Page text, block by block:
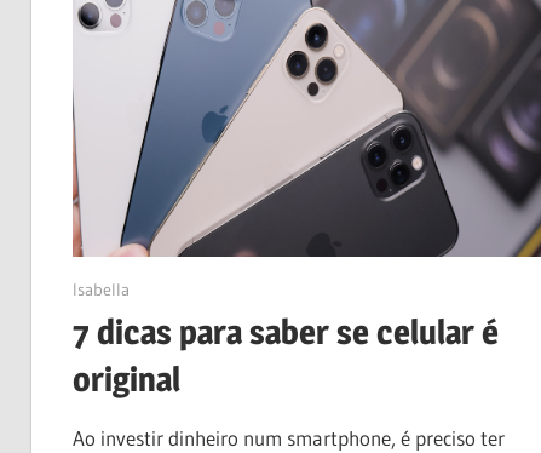
24/04/2023
Isabella
7 dicas para saber se celular é
original
Ao investir dinheiro num smartphone, é preciso ter